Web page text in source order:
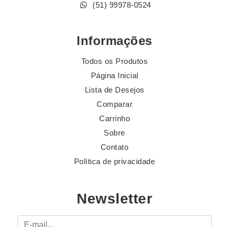
(51) 99978-0524
Informações
Todos os Produtos
Página Inicial
Lista de Desejos
Comparar
Carrinho
Sobre
Contato
Política de privacidade
Newsletter
E-mail